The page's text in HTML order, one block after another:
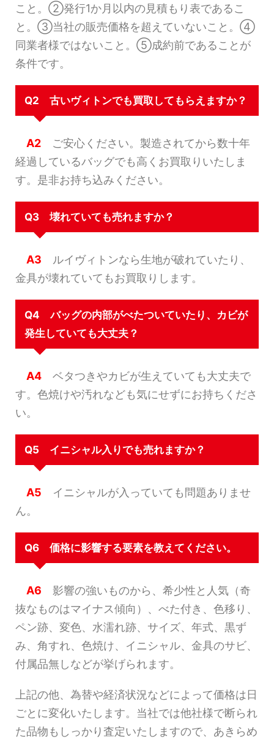
こと。②発行1か月以内の見積もり表であるこ
と。③当社の販売価格を超えていないこと。④
同業者様ではないこと。⑤成約前であることが
条件です。
Q2 古いヴィトンでも買取してもらえますか？
A2 ご安心ください。製造されてから数十年
経過しているバッグでも高くお買取りいたしま
す。是非お持ち込みください。
Q3 壊れていても売れますか？
A3 ルイヴィトンなら生地が破れていたり、
金具が壊れていてもお買取りします。
Q4 バッグの内部がべたついていたり、カビが
発生していても大丈夫？
A4 ベタつきやカビが生えていても大丈夫で
す。色焼けや汚れなども気にせずにお持ちくださ
い。
Q5 イニシャル入りでも売れますか？
A5 イニシャルが入っていても問題ありませ
ん。
Q6 価格に影響する要素を教えてください。
A6 影響の強いものから、希少性と人気（奇
抜なものはマイナス傾向）、べた付き、色移り、
ペン跡、変色、水濡れ跡、サイズ、年式、黒ず
み、角すれ、色焼け、イニシャル、金具のサビ、
付属品無しなどが挙げられます。
上記の他、為替や経済状況などによって価格は日
ごとに変化いたします。当社では他社様で断られ
た品物もしっかり査定いたしますので、あきらめ